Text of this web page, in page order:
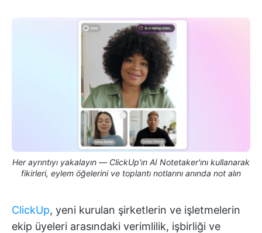
Her ayrıntıyı yakalayın — ClickUp'ın AI Notetaker'ını kullanarak
fikirleri, eylem öğelerini ve toplantı notlarını anında not alın
ClickUp, yeni kurulan şirketlerin ve işletmelerin
ekip üyeleri arasındaki verimlilik, işbirliği ve